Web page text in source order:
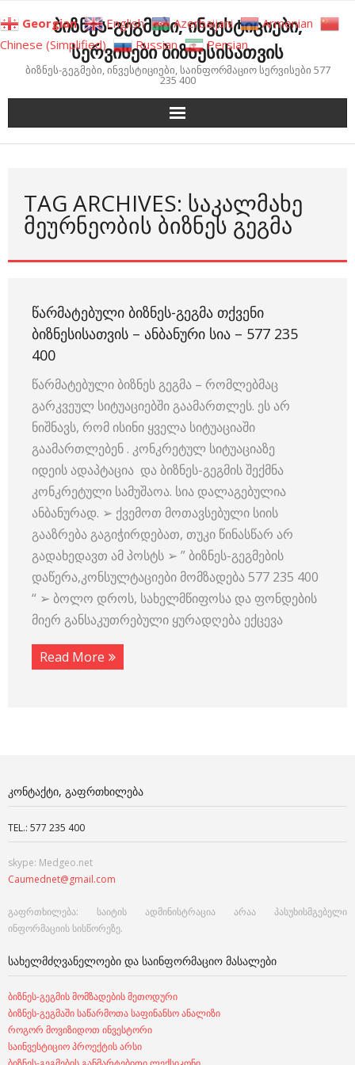
to
content
ბიზნეს-გეგმები, ინვესტიციები,
სერვისები ბიზნესისათვის
ბიზნეს-გეგმები, ინვესტიციები, საინფორმაციო სერვისები 577
235 400
TAG ARCHIVES: ᲡᲐᲙᲐᲚᲛᲐᲮᲔ
ᲛᲔᲣᲠᲜᲔᲝᲑᲘᲡ ᲑᲘᲖᲜᲔᲡ ᲒᲔᲒᲛᲐ
ᲬᲐᲠᲛᲐᲢᲔᲑᲣᲚᲘ ᲑᲘᲖᲜᲔᲡ-ᲒᲔᲒᲛᲐ ᲗᲥᲕᲔᲜᲘ
ᲑᲘᲖᲜᲔᲡᲘᲡᲐᲗᲕᲘᲡ – ᲐᲜᲑᲐᲜᲣᲠᲘ ᲡᲘᲐ – 577 235
400
წარმატებული ბიზნეს გეგმა – რომლებმაც
გარკვეულ სიტუაციებში გაამართლეს. ეს არ
ნიშნავს, რომ ისინი ყველა სიტუაციაში
გაამართლებენ . კონკრეტულ სიტუაციაზე
იდეის ადაპტაცია და ბიზნეს-გეგმის შექმნა
კონკრეტული სამუშაოა. სია დალაგებულია
ანბანურად. ➢ ქვემოთ მოთავსებული სიის
გააზრება გაგიჭირდებათ, თუკი წინასწარ არ
გადახედავთ ამ პოსტს ➢ ” ბიზნეს-გეგმების
დაწერა,კონსულტაციები მომზადება 577 235 400
“ ➢ ბოლო დროს, სახელმწიფოსა და ფონდების
მიერ განსაკუთრებული ყურადღება ექცევა
Read More
ᲙᲝᲜᲢᲐᲥᲢᲘ, ᲒᲐᲤᲠᲗᲮᲘᲚᲔᲑᲐ
TEL.: 577 235 400
skype: Medgeo.net
Caumednet@gmail.com
გაფრთხილება: საიტის ადმინისტრაცია არაა პასუხისმგებელი
ინფორმაციის სისწორეზე.
ᲡᲐᲮᲔᲚᲛᲫᲦᲕᲐᲜᲔᲚᲝᲔᲑᲘ ᲓᲐ ᲡᲐᲘᲜᲤᲝᲠᲛᲐᲪᲘᲝ ᲛᲐᲡᲐᲚᲔᲑᲘ
ბიზნეს-გეგმის მომზადების მეთოდური
ბიზნეს-გეგმაში საწარმოთა საფინანსო ანალიზი
როგორ მოვიზიდოთ ინვესტორი
საინვესტიციო პროექტის არსი
Georgian English Azerbaijani
Armenian
Chinese (Simplified)
Russian Persian